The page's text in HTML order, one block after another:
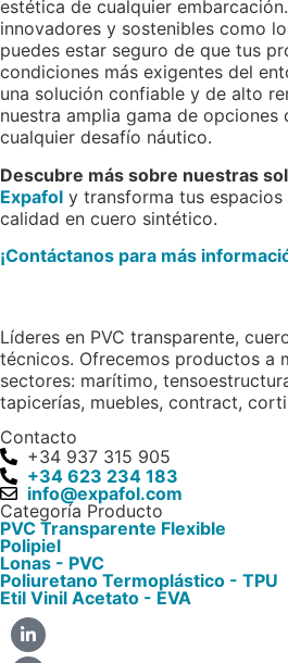
estética de cualquier
innovadores y sostenibles como
puedes estar seguro de que tus
condiciones más exigentes del
una solución confiable y de alto
nuestra amplia gama de opciones
cualquier desafío náutico.
Descubre más sobre nuestras
Expafol y transforma tus
calidad en cuero sintético.
¡Contáctanos para más
Líderes en PVC transparente,
técnicos. Ofrecemos productos a
sectores: marítimo,
tapicerías, muebles, contract,
Contacto
+34 937 315 905
+34 623 234 183
info@expafol.com
Categoría Producto
PVC Transparente Flexible​
Polipiel​
Lonas - PVC​
Poliuretano Termoplástico - TPU​
Etil Vinil Acetato - EVA​